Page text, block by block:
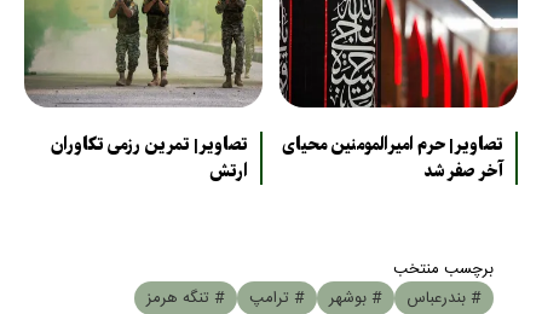
تصاویر| حرم امیرالمومنین محیای
آخر صفر شد
تصاویر| تمرین رزمی تکاوران
ارتش
برچسب منتخب
# بندرعباس
# بوشهر # ترامپ
# تنگه هرمز